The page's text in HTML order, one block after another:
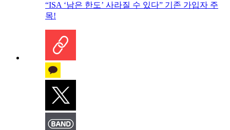
“ISA ‘남은 한도’ 사라질 수 있다” 기존 가입자 주
목!